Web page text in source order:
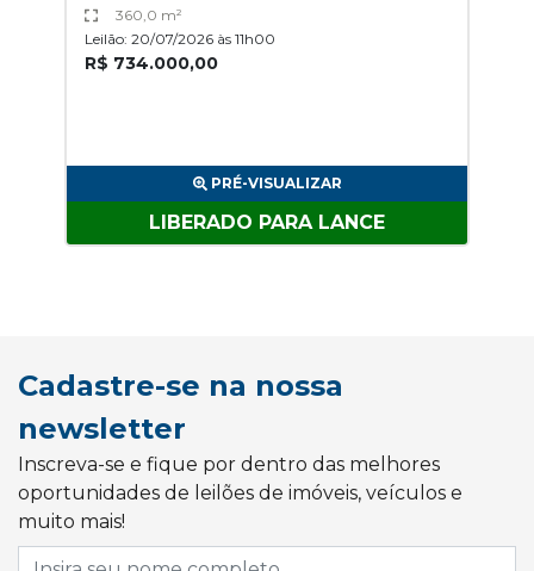
360,0 m²
Leilão: 20/07/2026 às 11h00
R$ 734.000,00
PRÉ-VISUALIZAR
LIBERADO PARA LANCE
Cadastre-se na nossa
newsletter
Inscreva-se e fique por dentro das melhores
oportunidades de leilões de imóveis, veículos e
muito mais!